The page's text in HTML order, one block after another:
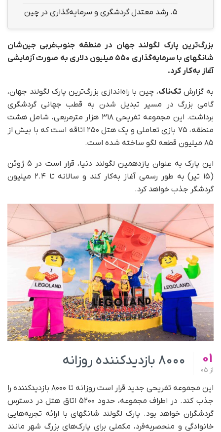
5. رشد معتدل گردشگری و سرمایه‌گذاری در چین
بزرگ‌ترین پارک لگولند جهان در منطقه جنوب‌غربی جین‌شان
شانگهای با سرمایه‌گذاری ۵۵۰ میلیون دلاری به صورت آزمایشی
آغاز به‌کار کرد.
به گزارش تک‌ناک، چین با راه‌اندازی بزرگ‌ترین پارک لگولند جهان،
گامی بزرگ در مسیر تبدیل‌ شدن به قطب جهانی گردشگری
برداشت. این مجموعه تفریحی ۳۱۸ هزار مترمربعی، شامل هشت
منطقه، ۷۵ بازی تعاملی و یک هتل ۲۵۰ اتاقه است که با بیش از
۸۵ میلیون قطعه لگو ساخته شده است.
این پارک به‌ عنوان یازدهمین لگولند دنیا، قرار است در ۵ ژوئن
(۱۵ تیر) به‌ طور رسمی آغاز به‌کار کند و سالانه تا ۲.۴ میلیون
گردشگر جذب خواهد کرد.
01
از
۸۰۰۰ بازدیدکننده روزانه
این مجموعه تفریحی جدید قرار است روزانه تا ۸۰۰۰ بازدیدکننده را
جذب کند. در اطراف مجموعه، حدود ۵۲۰۰ اتاق هتل در دسترس
گردشگران خواهد بود. پارک لگولند شانگهای با ارائه تجربه‌هایی
خانوادگی و منحصربه‌فرد، مکملی برای پارک‌های بزرگ شهر مانند